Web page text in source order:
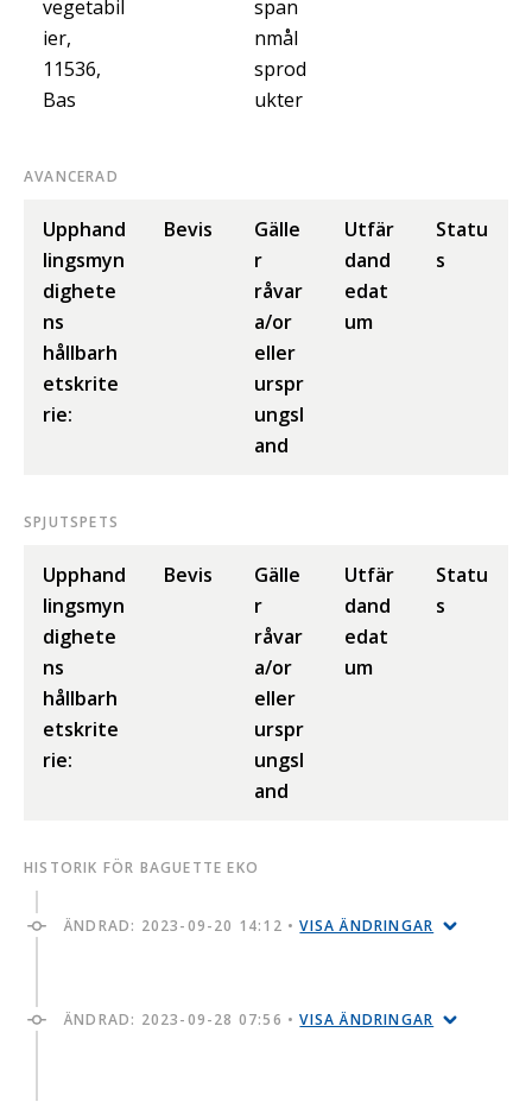
vegetabil
ier,
11536,
Bas
span
nmål
sprod
ukter
AVANCERAD
Upphand
lingsmyn
dighete
ns
hållbarh
etskrite
rie:
Bevis
Gälle
r
råvar
a/or
eller
urspr
ungsl
and
Utfär
dand
edat
um
Statu
s
SPJUTSPETS
Upphand
lingsmyn
dighete
ns
hållbarh
etskrite
rie:
Bevis
Gälle
r
råvar
a/or
eller
urspr
ungsl
and
Utfär
dand
edat
um
Statu
s
HISTORIK FÖR BAGUETTE EKO
ÄNDRAD: 2023-09-20 14:12 •VISA ÄNDRINGAR
ÄNDRAD: 2023-09-28 07:56 •VISA ÄNDRINGAR